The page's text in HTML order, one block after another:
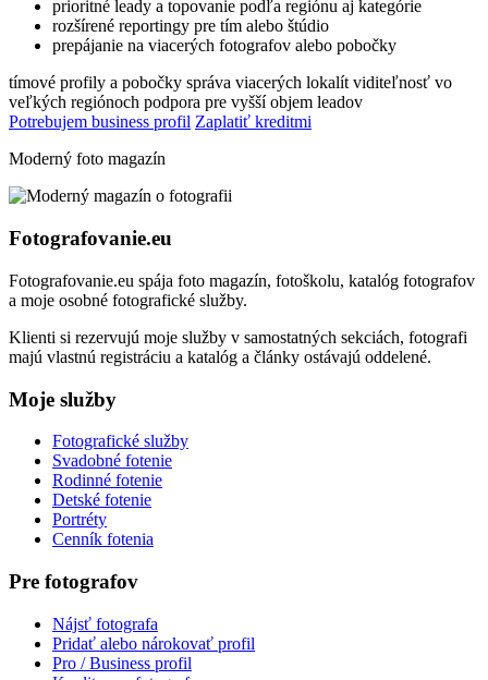
prioritné leady a topovanie podľa regiónu aj kategórie
rozšírené reportingy pre tím alebo štúdio
prepájanie na viacerých fotografov alebo pobočky
tímové profily a pobočky správa viacerých lokalít viditeľnosť vo
veľkých regiónoch podpora pre vyšší objem leadov
Potrebujem business profil Zaplatiť kreditmi
Moderný foto magazín
Fotografovanie.eu
Fotografovanie.eu spája foto magazín, fotoškolu, katalóg fotografov
a moje osobné fotografické služby.
Klienti si rezervujú moje služby v samostatných sekciách, fotografi
majú vlastnú registráciu a katalóg a články ostávajú oddelené.
Moje služby
Fotografické služby
Svadobné fotenie
Rodinné fotenie
Detské fotenie
Portréty
Cenník fotenia
Pre fotografov
Nájsť fotografa
Pridať alebo nárokovať profil
Pro / Business profil